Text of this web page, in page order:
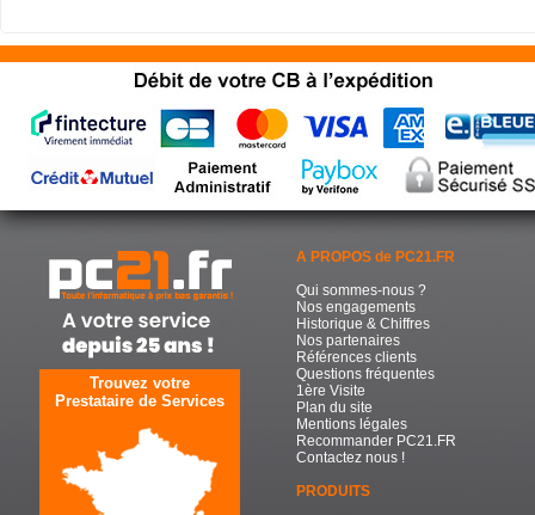
Trouvez votre
Prestataire de Services
A PROPOS de PC21.FR
Qui sommes-nous ?
Nos engagements
Historique & Chiffres
Nos partenaires
Références clients
Questions fréquentes
1ère Visite
Plan du site
Mentions légales
Recommander PC21.FR
Contactez nous !
PRODUITS